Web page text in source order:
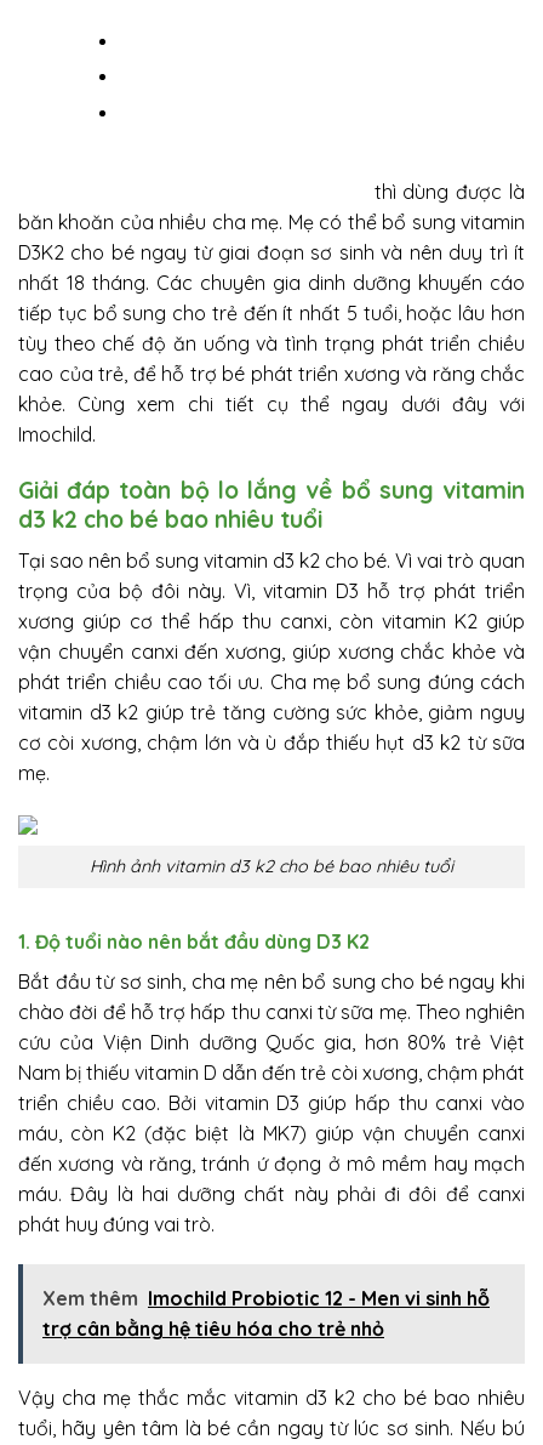
thì dùng được là
băn khoăn của nhiều cha mẹ. Mẹ có thể bổ sung vitamin
D3K2 cho bé ngay từ giai đoạn sơ sinh và nên duy trì ít
nhất 18 tháng. Các chuyên gia dinh dưỡng khuyến cáo
tiếp tục bổ sung cho trẻ đến ít nhất 5 tuổi, hoặc lâu hơn
tùy theo chế độ ăn uống và tình trạng phát triển chiều
cao của trẻ, để hỗ trợ bé phát triển xương và răng chắc
khỏe. Cùng xem chi tiết cụ thể ngay dưới đây với
Imochild.
Giải đáp toàn bộ lo lắng về bổ sung vitamin
d3 k2 cho bé bao nhiêu tuổi
Tại sao nên bổ sung vitamin d3 k2 cho bé. Vì vai trò quan
trọng của bộ đôi này. Vì, vitamin D3 hỗ trợ phát triển
xương giúp cơ thể hấp thu canxi, còn vitamin K2 giúp
vận chuyển canxi đến xương, giúp xương chắc khỏe và
phát triển chiều cao tối ưu. Cha mẹ bổ sung đúng cách
vitamin d3 k2 giúp trẻ tăng cường sức khỏe, giảm nguy
cơ còi xương, chậm lớn và ù đắp thiếu hụt d3 k2 từ sữa
mẹ.
Hình ảnh vitamin d3 k2 cho bé bao nhiêu tuổi
1. Độ tuổi nào nên bắt đầu dùng D3 K2
Bắt đầu từ sơ sinh, cha mẹ nên bổ sung cho bé ngay khi
chào đời để hỗ trợ hấp thu canxi từ sữa mẹ. Theo nghiên
cứu của Viện Dinh dưỡng Quốc gia, hơn 80% trẻ Việt
Nam bị thiếu vitamin D dẫn đến trẻ còi xương, chậm phát
triển chiều cao. Bởi vitamin D3 giúp hấp thu canxi vào
máu, còn K2 (đặc biệt là MK7) giúp vận chuyển canxi
đến xương và răng, tránh ứ đọng ở mô mềm hay mạch
máu. Đây là hai dưỡng chất này phải đi đôi để canxi
phát huy đúng vai trò.
Xem thêm Imochild Probiotic 12 - Men vi sinh hỗ
trợ cân bằng hệ tiêu hóa cho trẻ nhỏ
Vậy cha mẹ thắc mắc vitamin d3 k2 cho bé bao nhiêu
tuổi, hãy yên tâm là bé cần ngay từ lúc sơ sinh. Nếu bú